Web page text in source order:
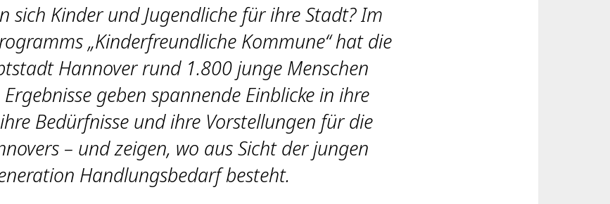
sich Kinder und Jugendliche für ihre Stadt? Im
„Kinderfreundliche Kommune“ hat die
Hannover rund 1.800 junge Menschen
geben spannende Einblicke in ihre
Bedürfnisse und ihre Vorstellungen für die
– und zeigen, wo aus Sicht der jungen
Handlungsbedarf besteht.